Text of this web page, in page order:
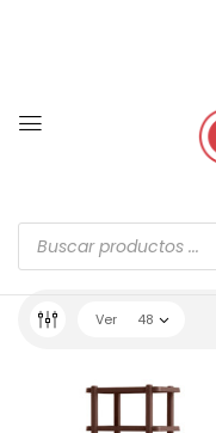
Ver 48